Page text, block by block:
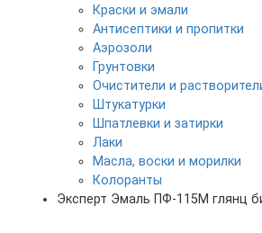
Краски и эмали
Антисептики и пропитки
Аэрозоли
Грунтовки
Очистители и
Штукатурки
Шпатлевки и затирки
Лаки
Масла, воски и морилки
Колоранты
Эксперт Эмаль ПФ-115М глянц